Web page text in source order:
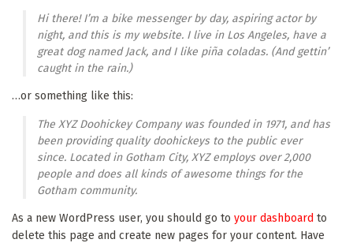
Hi there! I’m a bike messenger by day, aspiring actor by
night, and this is my website. I live in Los Angeles, have a
great dog named Jack, and I like piña coladas. (And gettin’
caught in the rain.)
…or something like this:
The XYZ Doohickey Company was founded in 1971, and has
been providing quality doohickeys to the public ever
since. Located in Gotham City, XYZ employs over 2,000
people and does all kinds of awesome things for the
Gotham community.
As a new WordPress user, you should go to your dashboard to
delete this page and create new pages for your content. Have